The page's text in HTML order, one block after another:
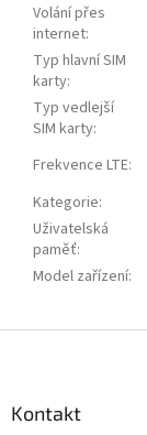
Volání přes
internet:
Typ hlavní SIM
karty:
Typ vedlejší
SIM karty:
Frekvence LTE:
Kategorie:
Uživatelská
paměť:
Model zařízení:
Kontakt